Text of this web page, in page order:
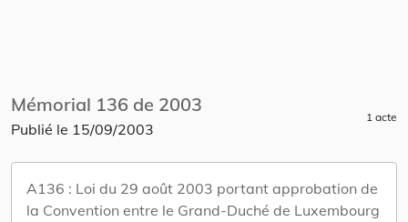
Mémorial 136 de 2003
Publié le 15/09/2003
1 acte
A136 : Loi du 29 août 2003 portant approbation de
la Convention entre le Grand-Duché de Luxembourg